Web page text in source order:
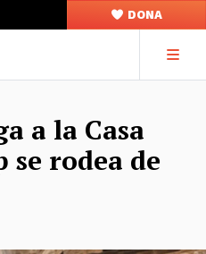
DONA
a la Casa
rodea de